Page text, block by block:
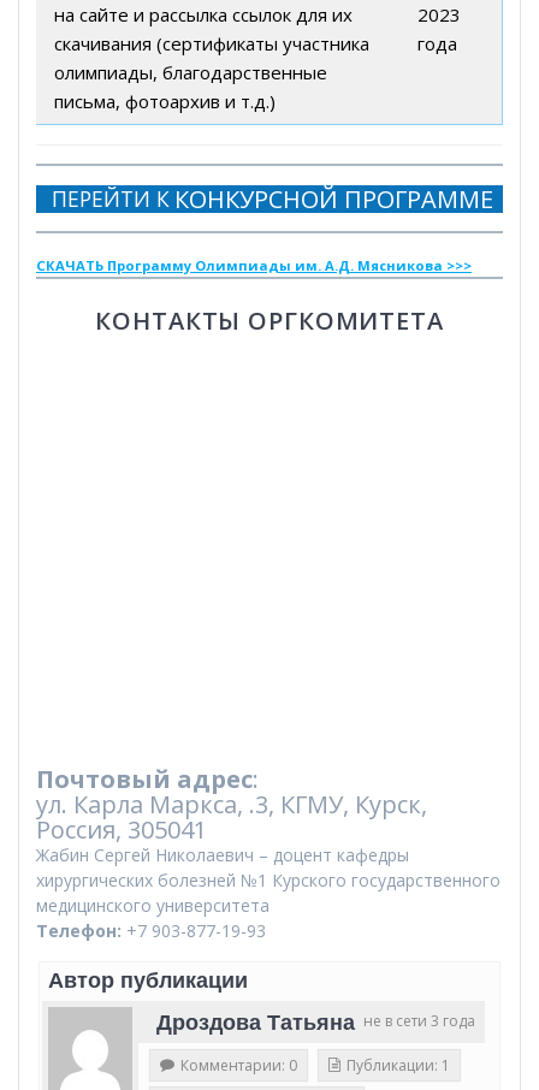
на сайте и рассылка ссылок для их
скачивания (сертификаты участника
олимпиады, благодарственные
письма, фотоархив и т.д.)
2023
года
ПЕРЕЙТИ К КОНКУРСНОЙ ПРОГРАММЕ
СКАЧАТЬ Программу Олимпиады им. А.Д. Мясникова >>>
КОНТАКТЫ ОРГКОМИТЕТА
Почтовый адрес:
ул. Карла Маркса, .3, КГМУ, Курск,
Россия, 305041
Жабин Сергей Николаевич – доцент кафедры
хирургических болезней №1 Курского государственного
медицинского университета
Телефон: +7 903-877-19-93
Автор публикации
не в сети 3 года
Дроздова Татьяна
Комментарии: 0
Публикации: 1